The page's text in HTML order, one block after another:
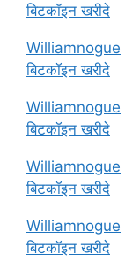
बिटकॉइन खरीदे
Williamnogue
बिटकॉइन खरीदे
Williamnogue
बिटकॉइन खरीदे
Williamnogue
बिटकॉइन खरीदे
Williamnogue
बिटकॉइन खरीदे